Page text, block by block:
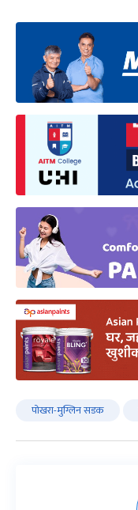
पोखरा-मुग्लिन सडक